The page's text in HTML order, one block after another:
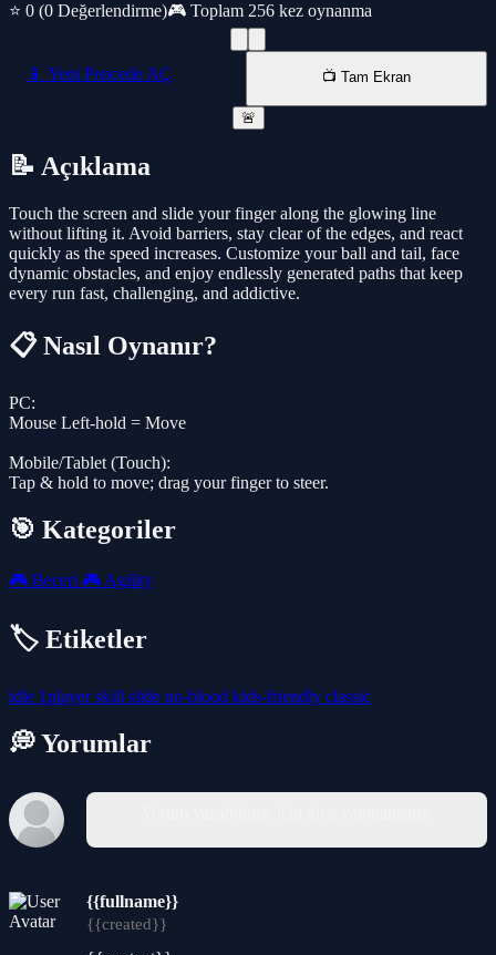
⭐ 0 (0 Değerlendirme)🎮 Toplam 256 kez oynanma
📱 Yeni Pencede AÇ 📺 Tam Ekran
🚨
📝 Açıklama
Touch the screen and slide your finger along the glowing line
without lifting it. Avoid barriers, stay clear of the edges, and react
quickly as the speed increases. Customize your ball and tail, face
dynamic obstacles, and enjoy endlessly generated paths that keep
every run fast, challenging, and addictive.
📋 Nasıl Oynanır?
PC:
Mouse Left-hold = Move
Mobile/Tablet (Touch):
Tap & hold to move; drag your finger to steer.
🎯 Kategoriler
🎮 Beceri 🎮 Agility
🏷️ Etiketler
idle 1playerskill slide no-blood kids-friendly classic
💭 Yorumlar
{{fullname}}
{{created}}